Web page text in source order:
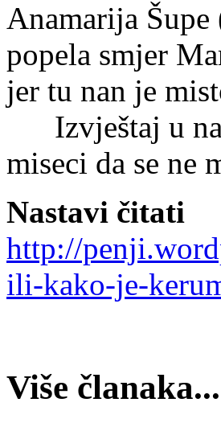
Anamarija
popela smjer
jer tu nan je
Izvještaj u
miseci da se ne
Nastavi čitati
http://
ili-kako-je-
Više članaka...